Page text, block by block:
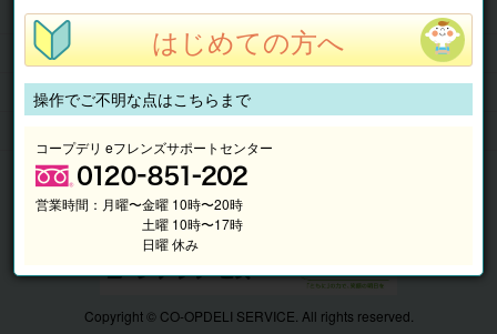
くらしのサービス
このサイトの使い方
マイページ
Copyright © CO-OPDELI SERVICE. All rights reserved.
はじめての方へ
操作でご不明な点はこちらまで
コープデリ eフレンズサポートセンター
営業時間： 月曜〜金曜 10時〜20時
土曜 10時〜17時
日曜 休み